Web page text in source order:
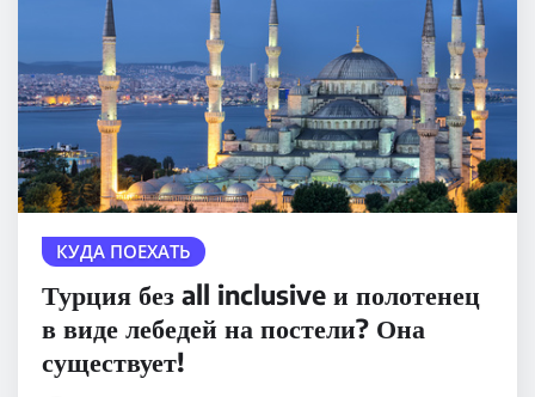
КУДА ПОЕХАТЬ
Турция без all inclusive и полотенец
в виде лебедей на постели? Она
существует!